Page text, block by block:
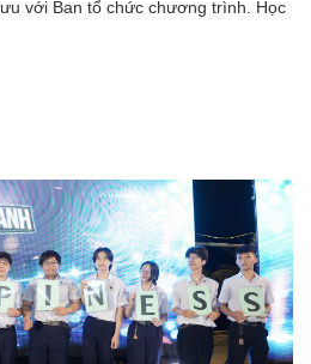
với Ban tổ chức chương trình. Học